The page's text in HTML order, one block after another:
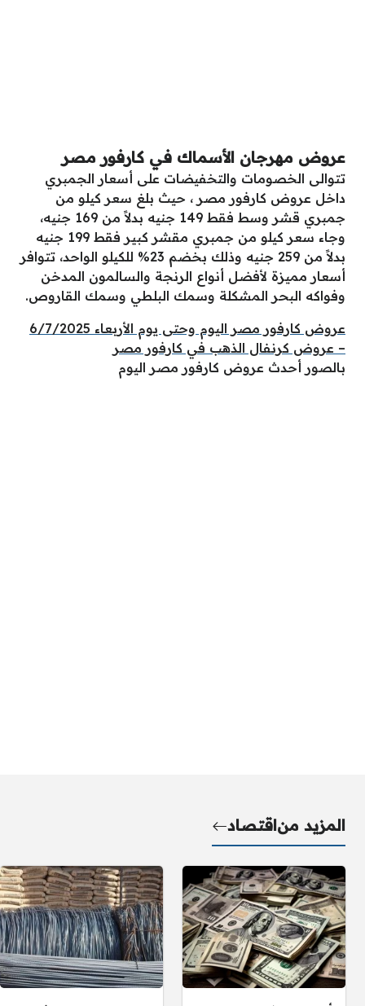
عروض مهرجان الأسماك في كارفور مصر
تتوالى الخصومات والتخفيضات على أسعار الجمبري
داخل عروض كارفور مصر ، حيث بلغ سعر كيلو من
جمبري قشر وسط فقط 149 جنيه بدلاً من 169 جنيه،
وجاء سعر كيلو من جمبري مقشر كبير فقط 199 جنيه
بدلاً من 259 جنيه وذلك بخضم 23% للكيلو الواحد، تتوافر
أسعار مميزة لأفضل أنواع الرنجة والسالمون المدخن
وفواكه البحر المشكلة وسمك البلطي وسمك القاروص.
عروض كارفور مصر اليوم وحتى يوم الأربعاء 6/7/2025
– عروض كرنفال الذهب في كارفور مصر
بالصور أحدث عروض كارفور مصر اليوم
المزيد مناقتصاد